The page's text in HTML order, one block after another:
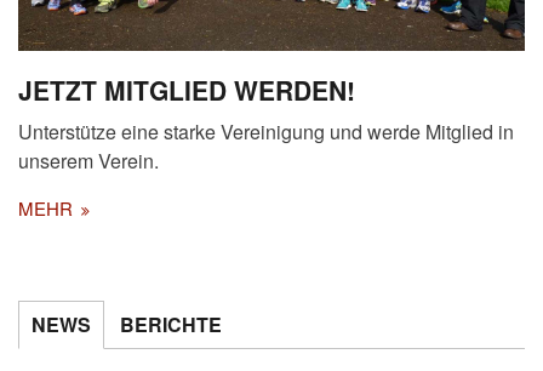
JETZT MITGLIED WERDEN!
Unterstütze eine starke Vereinigung und werde Mitglied in
unserem Verein.
MEHR
NEWS BERICHTE